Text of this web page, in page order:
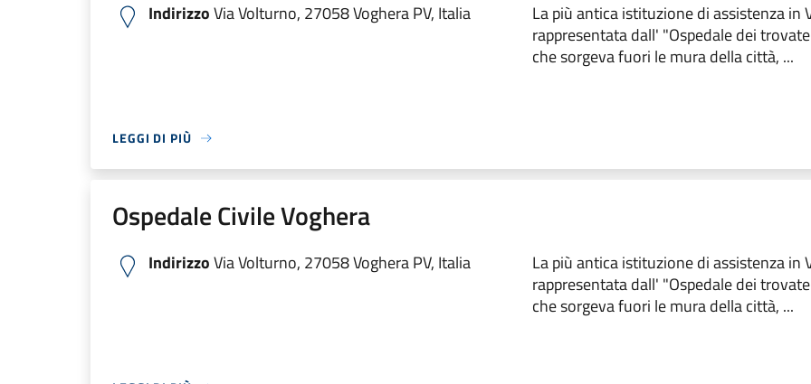
IndirizzoVia Volturno, 27058 Voghera PV, Italia
La più antica istituzione di assistenza in
rappresentata dall' "Ospedale dei
che sorgeva fuori le mura della città, ...
LEGGI DI PIÙ
Ospedale Civile Voghera
IndirizzoVia Volturno, 27058 Voghera PV, Italia
La più antica istituzione di assistenza in
rappresentata dall' "Ospedale dei
che sorgeva fuori le mura della città, ...